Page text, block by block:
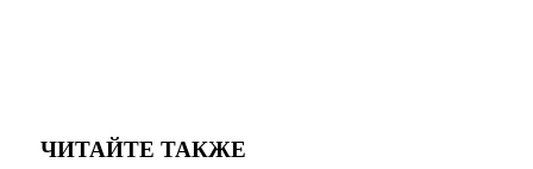
ЧИТАЙТЕ ТАКЖЕ